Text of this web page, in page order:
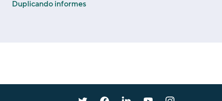
Duplicando informes